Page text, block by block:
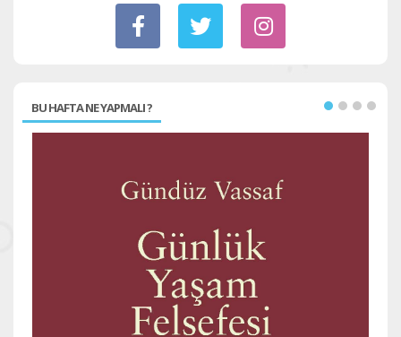
BU HAFTA NE YAPMALI ?